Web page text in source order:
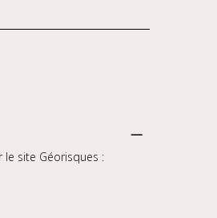
site Géorisques :